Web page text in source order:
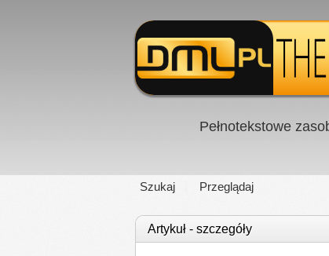
Pełnotekstowe
Szukaj Przeglądaj
Artykuł - szczegóły